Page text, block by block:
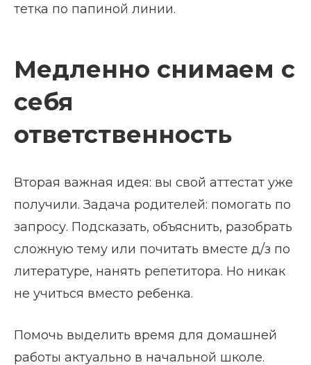
тетка по папиной линии.
Медленно снимаем с
себя
ответственность
Вторая важная идея: вы свой аттестат уже
получили. Задача родителей: помогать по
запросу. Подсказать, объяснить, разобрать
сложную тему или почитать вместе д/з по
литературе, нанять репетитора. Но никак
не учиться вместо ребенка.
Помочь выделить время для домашней
работы актуально в начальной школе.